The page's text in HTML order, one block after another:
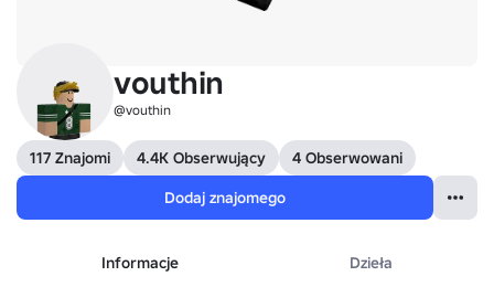
vouthin
@vouthin
117 Znajomi 4.4K Obserwujący
4 Obserwowani
Dodaj znajomego
Informacje Dzieła